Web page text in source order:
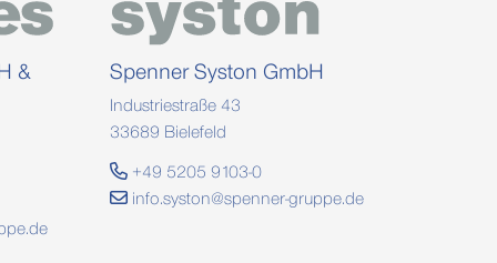
&
Spenner Syston GmbH
Industriestraße 43
33689 Bielefeld
+49 5205 9103-0
info.syston@spenner-gruppe.de